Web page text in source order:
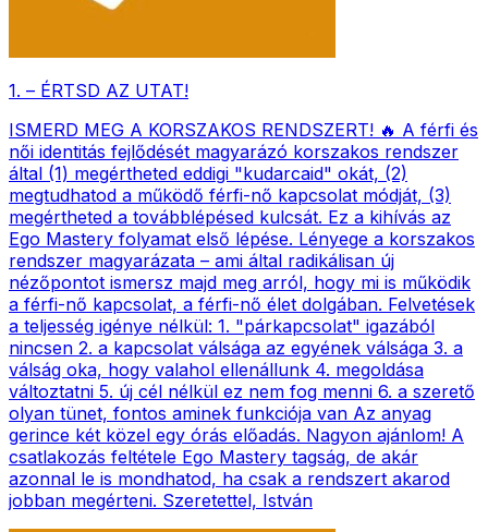
1. – ÉRTSD AZ UTAT!
ISMERD MEG A KORSZAKOS RENDSZERT! 🔥 A férfi és
női identitás fejlődését magyarázó korszakos rendszer
által (1) megértheted eddigi "kudarcaid" okát, (2)
megtudhatod a működő férfi-nő kapcsolat módját, (3)
megértheted a továbblépésed kulcsát. Ez a kihívás az
Ego Mastery folyamat első lépése. Lényege a korszakos
rendszer magyarázata – ami által radikálisan új
nézőpontot ismersz majd meg arról, hogy mi is működik
a férfi-nő kapcsolat, a férfi-nő élet dolgában. Felvetések
a teljesség igénye nélkül: 1. "párkapcsolat" igazából
nincsen 2. a kapcsolat válsága az egyének válsága 3. a
válság oka, hogy valahol ellenállunk 4. megoldása
változtatni 5. új cél nélkül ez nem fog menni 6. a szerető
olyan tünet, fontos aminek funkciója van Az anyag
gerince két közel egy órás előadás. Nagyon ajánlom! A
csatlakozás feltétele Ego Mastery tagság, de akár
azonnal le is mondhatod, ha csak a rendszert akarod
jobban megérteni. Szeretettel, István